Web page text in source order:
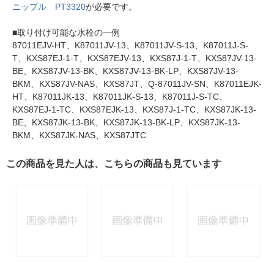
ニップル PT3320が必要です。
■取り付け可能な水栓の一例
87011EJV-HT、K87011JV-13、K87011JV-S-13、K87011J-S-
T、KXS87EJ-1-T、KXS87EJV-13、KXS87J-1-T、KXS87JV-13-
BE、KXS87JV-13-BK、KXS87JV-13-BK-LP、KXS87JV-13-
BKM、KXS87JV-NAS、KXS87JT、Q-87011JV-SN、K87011EJK-
HT、K87011JK-13、K87011JK-S-13、K87011J-S-TC、
KXS87EJ-1-TC、KXS87EJK-13、KXS87J-1-TC、KXS87JK-13-
BE、KXS87JK-13-BK、KXS87JK-13-BK-LP、KXS87JK-13-
BKM、KXS87JK-NAS、KXS87JTC
この商品を見た人は、こちらの商品も見ています